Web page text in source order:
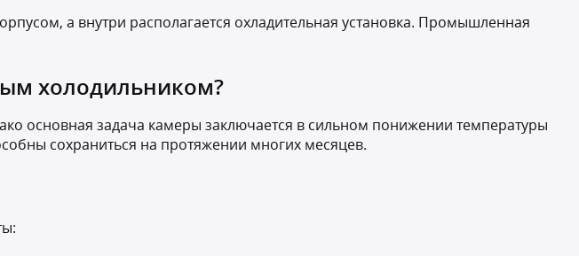
а внутри располагается охладительная установка. Промышленная
холодильником?
основная задача камеры заключается в сильном понижении температуры
сохраниться на протяжении многих месяцев.